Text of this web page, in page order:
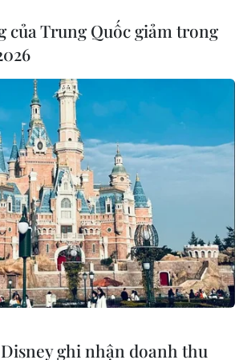
đường bộ
của Trung Quốc giảm trong
ghi nhận doanh thu